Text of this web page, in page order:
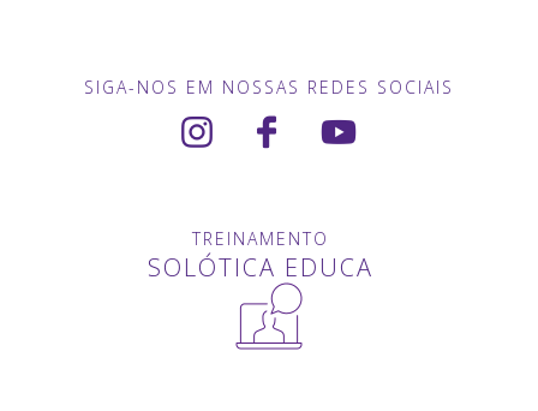
SIGA-NOS EM NOSSAS REDES SOCIAIS
TREINAMENTO
SOLÓTICA EDUCA